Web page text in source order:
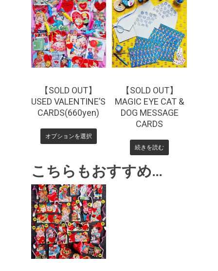
¥660
【SOLD OUT】
USED VALENTINE’S
CARDS(660yen)
オプションを選択
¥ 550
【SOLD OUT】
MAGIC EYE CAT &
DOG MESSAGE
CARDS
続きを読む
こちらもおすすめ…
¥330